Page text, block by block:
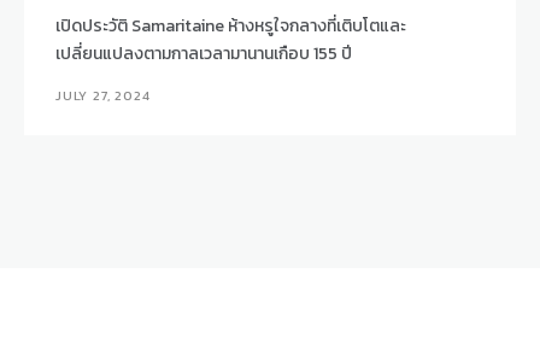
เปิดประวัติ Samaritaine ห้างหรูใจกลางที่เติบโตและ
เปลี่ยนแปลงตามกาลเวลามานานเกือบ 155 ปี
JULY 27, 2024